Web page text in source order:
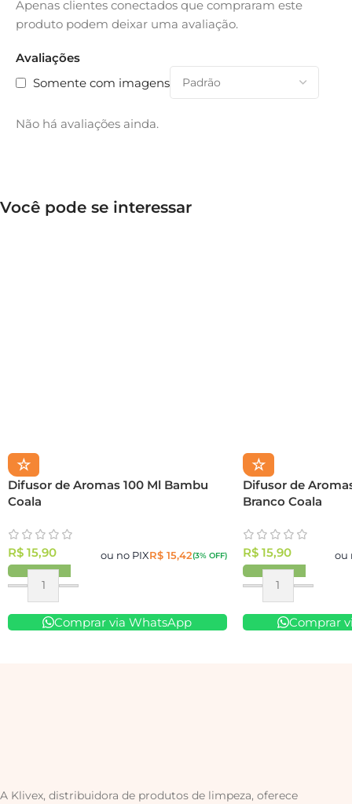
Avaliações
Somente com imagens
Não há avaliações ainda.
Apenas clientes conectados que compraram este
produto podem deixar uma avaliação.
Você pode se interessar
☆
Difusor de Aromas 100 Ml Bambu
Coala
R$ 15,90 ou no PIXR$15,42(3% OFF)
Comprar via WhatsApp
☆
Difusor de
Branco Coala
R$15,90 ou
Comprar
A Klivex, distribuidora de produtos de limpeza, oferece